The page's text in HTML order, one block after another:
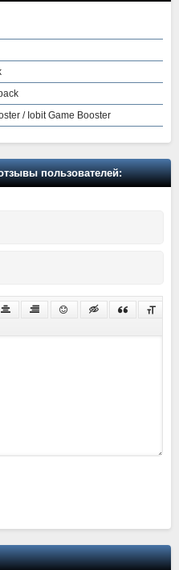
/ Iobit Game Booster
пользователей: